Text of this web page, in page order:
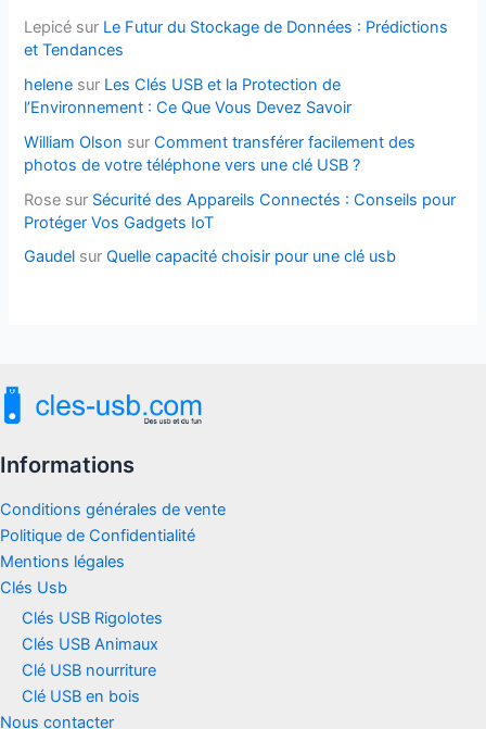
Lepicé sur Le Futur du Stockage de Données : Prédictions
et Tendances
helene sur Les Clés USB et la Protection de
l’Environnement : Ce Que Vous Devez Savoir
William Olson surComment transférer facilement des
photos de votre téléphone vers une clé USB ?
Rose sur Sécurité des Appareils Connectés : Conseils pour
Protéger Vos Gadgets IoT
Gaudel surQuelle capacité choisir pour une clé usb
Informations
Conditions générales de vente
Politique de Confidentialité
Mentions légales
Clés Usb
Clés USB Rigolotes
Clés USB Animaux
Clé USB nourriture
Clé USB en bois
Nous contacter